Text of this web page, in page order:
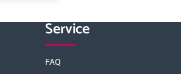
Service
FAQ